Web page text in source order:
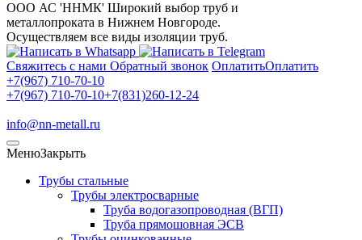
ООО АС 'ННМК' Широкий выбор труб и
металлопроката в Нижнем Новгороде.
Осуществляем все виды изоляции труб.
Свяжитесь с нами Обратный звонок ОплатитьОплатить
+7(967) 710-70-10
+7(967) 710-70-10+7(831)260-12-24
info@nn-metall.ru
МенюЗакрыть
Трубы стальные
Трубы электросварные
Труба водогазопроводная (ВГП)
Труба прямошовная ЭСВ